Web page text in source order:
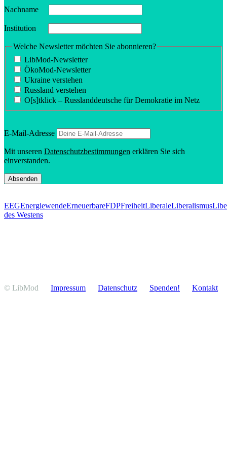
Nachname
Insti­tution
Welche Newsletter möchten Sie abonnieren?
LibMod-Newsletter
ÖkoMod-Newsletter
Ukraine verstehen
Russland verstehen
O[s]tklick – Russland­deutsche für Demokratie im Netz
E‑Mail-Adresse
Mit unseren Daten­schutz­be­stim­mungen erklären Sie sich
einverstanden.
EEGEnergiewendeErneuerbareFDPFreiheitLiberaleLiberalismus
des Westens
© LibMod Impressum Daten­schutz Spenden! Kontakt